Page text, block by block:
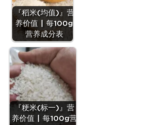
『稻米(均值)』营
养价值 | 每100g
营养成分表
『粳米(标一)』营
养价值 | 每100g营